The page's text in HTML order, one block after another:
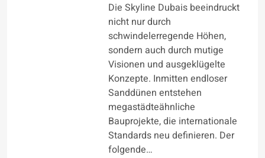
Die Skyline Dubais beeindruckt
nicht nur durch
schwindelerregende Höhen,
sondern auch durch mutige
Visionen und ausgeklügelte
Konzepte. Inmitten endloser
Sanddünen entstehen
megastädteähnliche
Bauprojekte, die internationale
Standards neu definieren. Der
folgende…